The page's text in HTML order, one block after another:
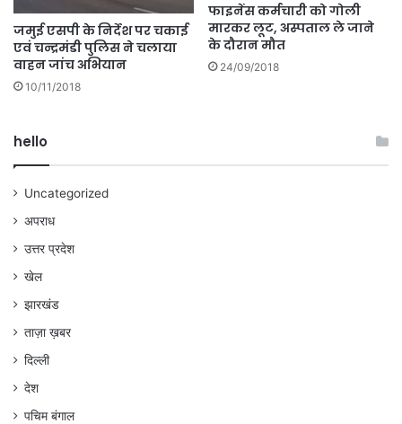
जमुई एसपी के निर्देश पर चकाई
एवं चन्द्रमंडी पुलिस ने चलाया
वाहन जांच अभियान
10/11/2018
फाइनेंस कर्मचारी को गोली
मारकर लूट, अस्पताल ले जाने
के दौरान मौत
24/09/2018
hello
Uncategorized
अपराध
उत्तर प्रदेश
खेल
झारखंड
ताज़ा ख़बर
दिल्ली
देश
पचिम बंगाल